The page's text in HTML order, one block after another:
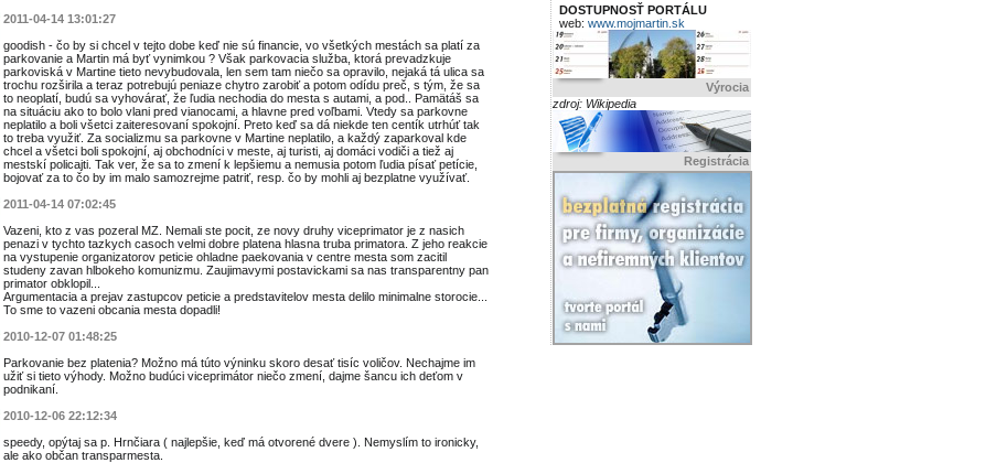
DOSTUPNOSŤ PORTÁLU
web: www.mojmartin.sk
Výrocia
zdroj: Wikipedia
Registrácia
2011-04-14 13:01:27
goodish - čo by si chcel v tejto dobe keď nie sú financie, vo všetkých mestách sa platí za
parkovanie a Martin má byť vynimkou ? Však parkovacia služba, ktorá prevadzkuje
parkoviská v Martine tieto nevybudovala, len sem tam niečo sa opravilo, nejaká tá ulica sa
trochu rozširila a teraz potrebujú peniaze chytro zarobiť a potom odídu preč, s tým, že sa
to neoplatí, budú sa vyhovárať, že ľudia nechodia do mesta s autami, a pod.. Pamätáš sa
na situáciu ako to bolo vlani pred vianocami, a hlavne pred voľbami. Vtedy sa parkovne
neplatilo a boli všetci zaiteresovaní spokojní. Preto keď sa dá niekde ten centík utrhúť tak
to treba využiť. Za socializmu sa parkovne v Martine neplatilo, a každý zaparkoval kde
chcel a všetci boli spokojní, aj obchodníci v meste, aj turisti, aj domáci vodiči a tiež aj
mestskí policajti. Tak ver, že sa to zmení k lepšiemu a nemusia potom ľudia písať petície,
bojovať za to čo by im malo samozrejme patriť, resp. čo by mohli aj bezplatne využívať.
2011-04-14 07:02:45
Vazeni, kto z vas pozeral MZ. Nemali ste pocit, ze novy druhy viceprimator je z nasich
penazi v tychto tazkych casoch velmi dobre platena hlasna truba primatora. Z jeho reakcie
na vystupenie organizatorov peticie ohladne paekovania v centre mesta som zacitil
studeny zavan hlbokeho komunizmu. Zaujimavymi postavickami sa nas transparentny pan
primator obklopil...
Argumentacia a prejav zastupcov peticie a predstavitelov mesta delilo minimalne storocie...
To sme to vazeni obcania mesta dopadli!
2010-12-07 01:48:25
Parkovanie bez platenia? Možno má túto výninku skoro desať tisíc voličov. Nechajme im
užiť si tieto výhody. Možno budúci viceprimátor niečo zmení, dajme šancu ich deťom v
podnikaní.
2010-12-06 22:12:34
speedy, opýtaj sa p. Hrnčiara ( najlepšie, keď má otvorené dvere ). Nemyslím to ironicky,
ale ako občan transparmesta.